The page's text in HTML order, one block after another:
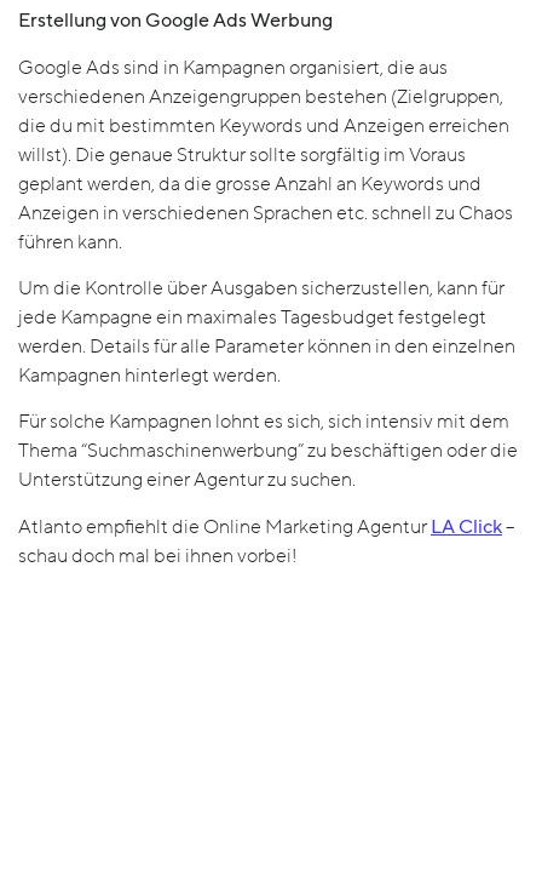
Erstellung von Google Ads Werbung
Google Ads sind in Kampagnen organisiert, die aus
verschiedenen Anzeigengruppen bestehen (Zielgruppen,
die du mit bestimmten Keywords und Anzeigen erreichen
willst). Die genaue Struktur sollte sorgfältig im Voraus
geplant werden, da die grosse Anzahl an Keywords und
Anzeigen in verschiedenen Sprachen etc. schnell zu Chaos
führen kann.
Um die Kontrolle über Ausgaben sicherzustellen, kann für
jede Kampagne ein maximales Tagesbudget festgelegt
werden. Details für alle Parameter können in den einzelnen
Kampagnen hinterlegt werden.
Für solche Kampagnen lohnt es sich, sich intensiv mit dem
Thema “Suchmaschinenwerbung” zu beschäftigen oder die
Unterstützung einer Agentur zu suchen.
Atlanto empfiehlt die Online Marketing AgenturLA Click–
schau doch mal bei ihnen vorbei!